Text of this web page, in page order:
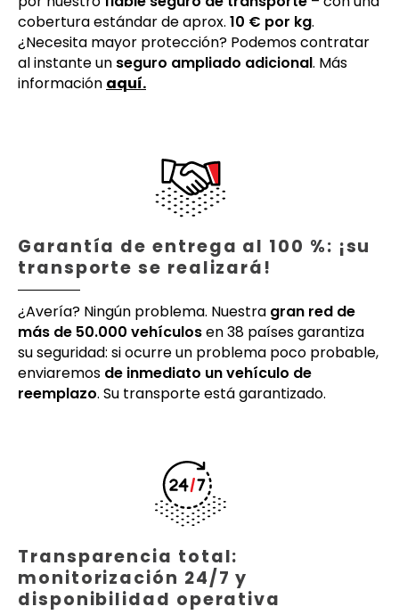
cobertura estándar de aprox. 10 € por kg.
¿Necesita mayor protección? Podemos contratar
al instante un seguro ampliado adicional. Más
información aquí.
Garantía de entrega al 100 %: ¡su
transporte se realizará!
¿Avería? Ningún problema. Nuestra gran red de
más de 50.000 vehículosen 38 países garantiza
su seguridad: si ocurre un problema poco probable,
enviaremos de inmediato un vehículo de
reemplazo. Su transporte está garantizado.
Transparencia total:
monitorización 24/7 y
disponibilidad operativa